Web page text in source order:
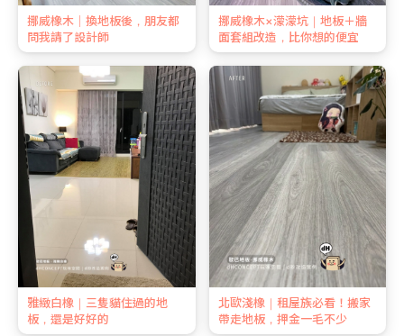
挪威橡木｜換地板後，朋友都
問我請了設計師
挪威橡木×濛濛坑｜地板＋牆
面套組改造，比你想的便宜
雅緻白橡｜三隻貓住過的地
板，還是好好的
北歐淺橡｜租屋族必看！搬家
帶走地板，押金一毛不少